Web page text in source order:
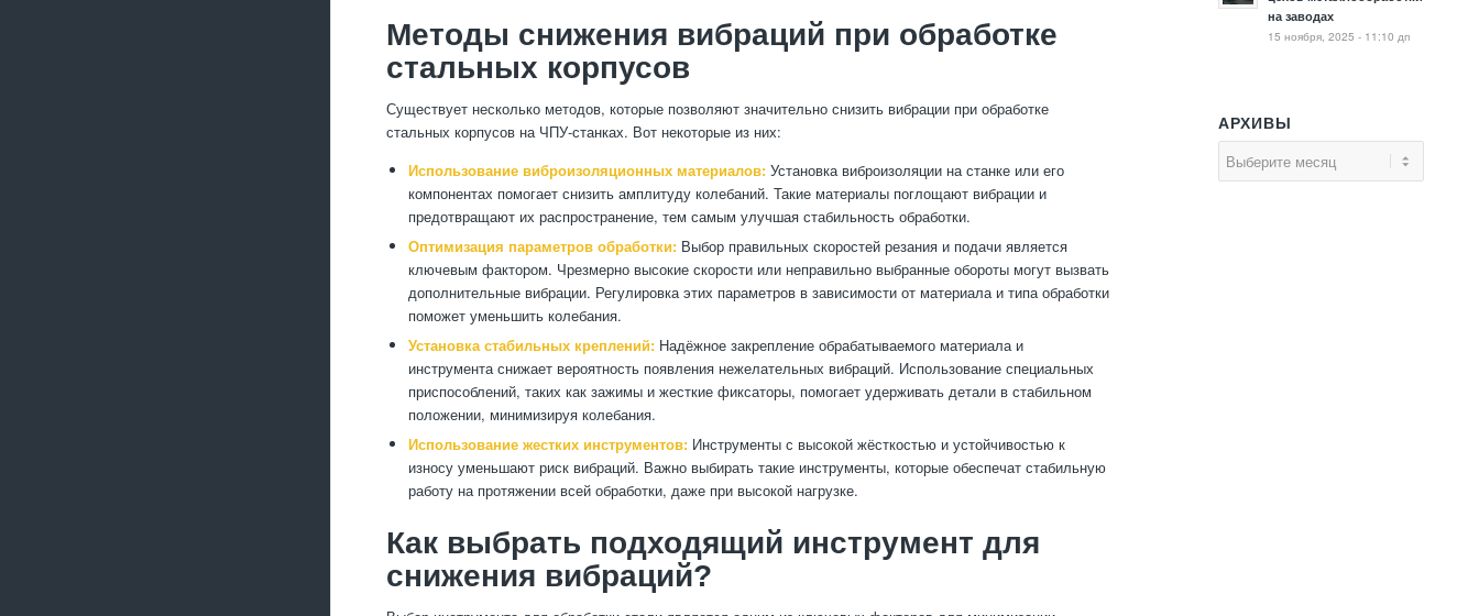
Методы снижения вибраций при обработке
стальных корпусов
Существует несколько методов, которые позволяют значительно снизить вибрации при обработке
стальных корпусов на ЧПУ-станках. Вот некоторые из них:
Использование виброизоляционных материалов: Установка виброизоляции на станке или его
компонентах помогает снизить амплитуду колебаний. Такие материалы поглощают вибрации и
предотвращают их распространение, тем самым улучшая стабильность обработки.
Оптимизация параметров обработки: Выбор правильных скоростей резания и подачи является
ключевым фактором. Чрезмерно высокие скорости или неправильно выбранные обороты могут вызвать
дополнительные вибрации. Регулировка этих параметров в зависимости от материала и типа обработки
поможет уменьшить колебания.
Установка стабильных креплений: Надёжное закрепление обрабатываемого материала и
инструмента снижает вероятность появления нежелательных вибраций. Использование специальных
приспособлений, таких как зажимы и жесткие фиксаторы, помогает удерживать детали в стабильном
положении, минимизируя колебания.
Использование жестких инструментов: Инструменты с высокой жёсткостью и устойчивостью к
износу уменьшают риск вибраций. Важно выбирать такие инструменты, которые обеспечат стабильную
работу на протяжении всей обработки, даже при высокой нагрузке.
Как выбрать подходящий инструмент для
снижения вибраций?
на заводах
15 ноября, 2025 - 11:10 дп
АРХИВЫ